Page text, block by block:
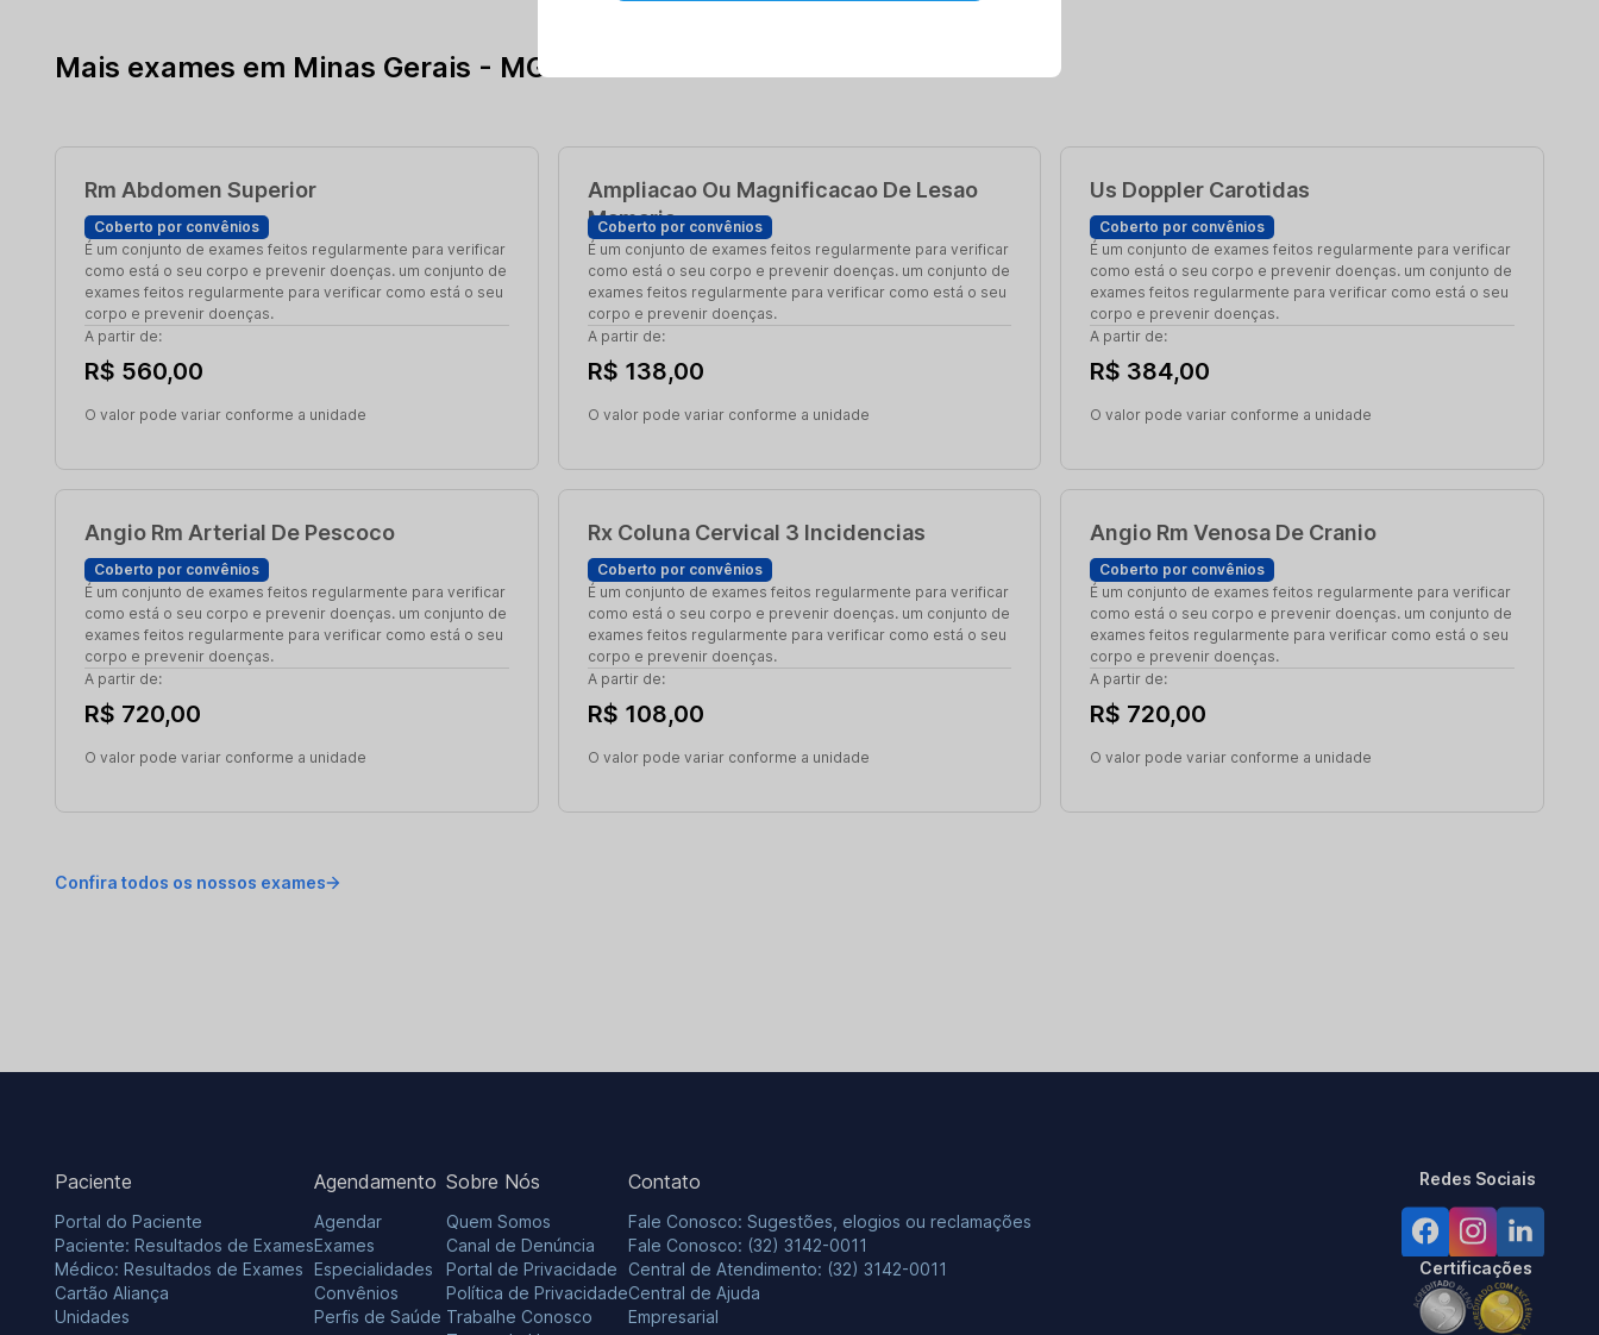
Mais exames em Minas Gerais - MG
Rm Abdomen Superior
Coberto por convênios
É um conjunto de exames feitos regularmente para verificar
como está o seu corpo e prevenir doenças. um conjunto de
exames feitos regularmente para verificar como está o seu
corpo e prevenir doenças.
A partir de:
R$ 560,00
O valor pode variar conforme a unidade
Ampliacao Ou Magnificacao De Lesao
Mamaria
Coberto por convênios
É um conjunto de exames feitos regularmente para verificar
como está o seu corpo e prevenir doenças. um conjunto de
exames feitos regularmente para verificar como está o seu
corpo e prevenir doenças.
A partir de:
R$ 138,00
O valor pode variar conforme a unidade
Us Doppler Carotidas
Coberto por convênios
É um conjunto de exames feitos regularmente para verificar
como está o seu corpo e prevenir doenças. um conjunto de
exames feitos regularmente para verificar como está o seu
corpo e prevenir doenças.
A partir de:
R$ 384,00
O valor pode variar conforme a unidade
Angio Rm Arterial De Pescoco
Coberto por convênios
É um conjunto de exames feitos regularmente para verificar
como está o seu corpo e prevenir doenças. um conjunto de
exames feitos regularmente para verificar como está o seu
corpo e prevenir doenças.
A partir de:
R$ 720,00
O valor pode variar conforme a unidade
Rx Coluna Cervical 3 Incidencias
Coberto por convênios
É um conjunto de exames feitos regularmente para verificar
como está o seu corpo e prevenir doenças. um conjunto de
exames feitos regularmente para verificar como está o seu
corpo e prevenir doenças.
A partir de:
R$ 108,00
O valor pode variar conforme a unidade
Angio Rm Venosa De Cranio
Coberto por convênios
É um conjunto de exames feitos regularmente para verificar
como está o seu corpo e prevenir doenças. um conjunto de
exames feitos regularmente para verificar como está o seu
corpo e prevenir doenças.
A partir de:
R$ 720,00
O valor pode variar conforme a unidade
Confira todos os nossos exames
Paciente
Portal do Paciente
Paciente: Resultados de Exames
Médico: Resultados de Exames
Cartão Aliança
Unidades
Agendamento
Agendar
Exames
Especialidades
Convênios
Perfis de Saúde
Sobre Nós
Quem Somos
Canal de Denúncia
Portal de Privacidade
Política de Privacidade
Trabalhe Conosco
Contato
Fale Conosco: Sugestões, elogios ou reclamações
Fale Conosco: (32) 3142-0011
Central de Atendimento: (32) 3142-0011
Central de Ajuda
Empresarial
Redes Sociais
Certificações